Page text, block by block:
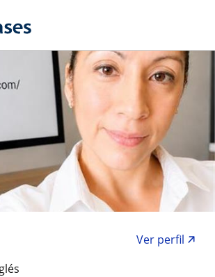
Ver perfil